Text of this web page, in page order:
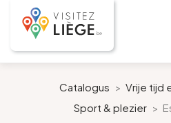
Catalogus > Vrije tijd
Sport & plezier >